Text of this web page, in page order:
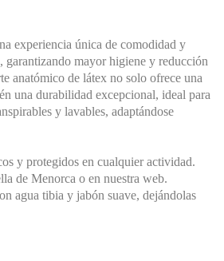
experiencia única de comodidad y
garantizando mayor higiene y reducción
anatómico de látex no solo ofrece una
una durabilidad excepcional, ideal para
y lavables, adaptándose
y protegidos en cualquier actividad.
de Menorca o en nuestra web.
agua tibia y jabón suave, dejándolas